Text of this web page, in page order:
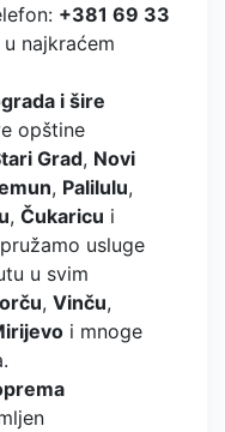
+381 69 33
najkraćem
i šire
opštine
Grad, Novi
, Palilulu,
, Čukaricu i
usluge
u svim
, Vinču,
i mnoge